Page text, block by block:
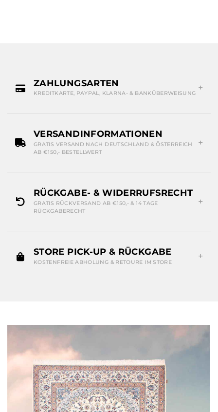
ZAHLUNGSARTEN
KREDITKARTE, PAYPAL, KLARNA- & BANKÜBERWEISUNG
VERSANDINFORMATIONEN
GRATIS VERSAND NACH DEUTSCHLAND & ÖSTERREICH
AB €150,- BESTELLWERT
RÜCKGABE- & WIDERRUFSRECHT
GRATIS RÜCKVERSAND AB €150,- & 14 TAGE
RÜCKGABERECHT
STORE PICK-UP & RÜCKGABE
KOSTENFREIE ABHOLUNG & RETOURE IM STORE